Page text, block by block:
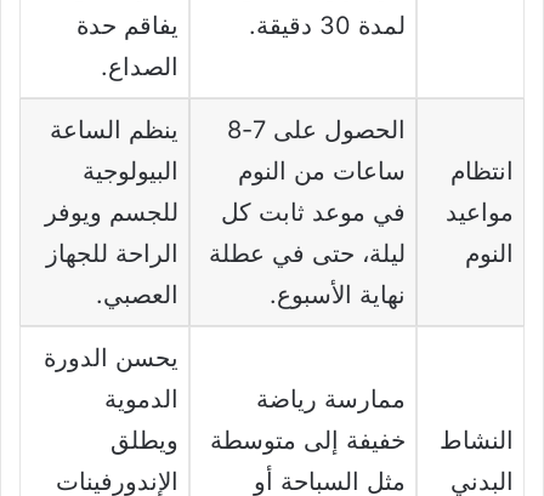
لمدة 30 دقيقة.
يفاقم حدة
الصداع.
انتظام
مواعيد
النوم
الحصول على 7-8
ساعات من النوم
في موعد ثابت كل
ليلة، حتى في عطلة
نهاية الأسبوع.
ينظم الساعة
البيولوجية
للجسم ويوفر
الراحة للجهاز
العصبي.
النشاط
البدني
ممارسة رياضة
خفيفة إلى متوسطة
مثل السباحة أو
يحسن الدورة
الدموية
ويطلق
الإندورفينات